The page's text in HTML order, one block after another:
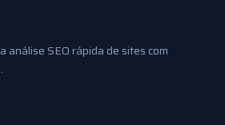
análise SEO rápida de sites com